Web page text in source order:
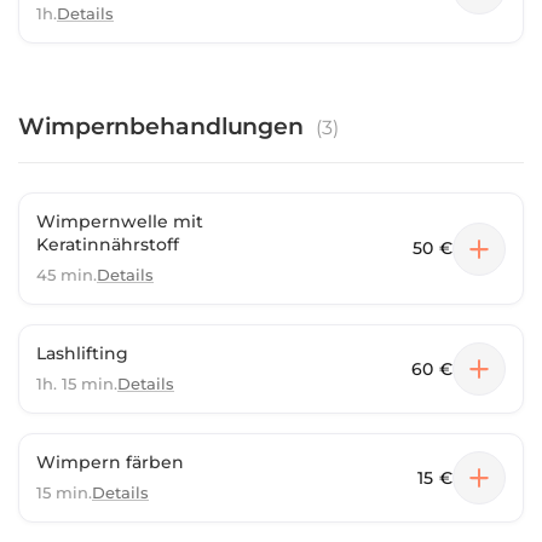
Aging-Behandlung und erlebe den Unterschied!
1h.Details
Wimpernbehandlungen (3)
Wimpernwelle mit
Keratinnährstoff
45 min.Details
50 €
Lashlifting
1h. 15 min.Details
60 €
Wimpern färben
15 min.Details
15 €